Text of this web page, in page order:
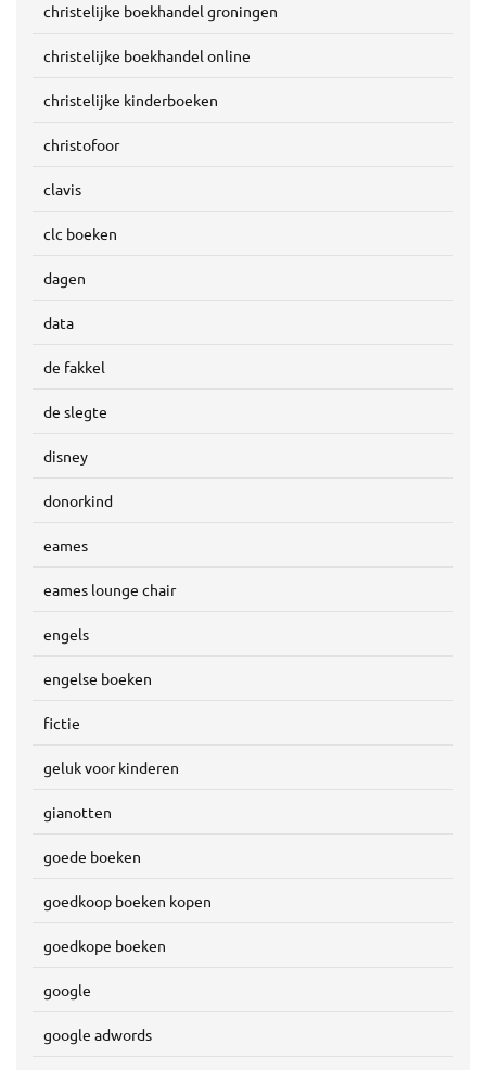
christelijke boekhandel groningen
christelijke boekhandel online
christelijke kinderboeken
christofoor
clavis
clc boeken
dagen
data
de fakkel
de slegte
disney
donorkind
eames
eames lounge chair
engels
engelse boeken
fictie
geluk voor kinderen
gianotten
goede boeken
goedkoop boeken kopen
goedkope boeken
google
google adwords